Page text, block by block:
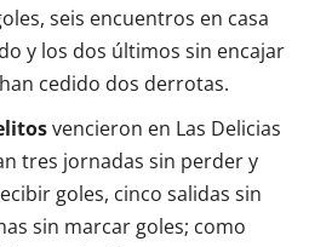
seis encuentros en casa
y los dos últimos sin encajar
cedido dos derrotas.
vencieron en Las Delicias
tres jornadas sin perder y
goles, cinco salidas sin
sin marcar goles; como